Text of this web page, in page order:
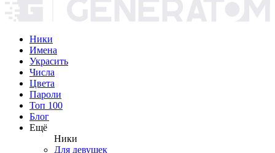
Ники
Имена
Украсить
Числа
Цвета
Пароли
Топ 100
Блог
Ещё
Ники
Для девушек